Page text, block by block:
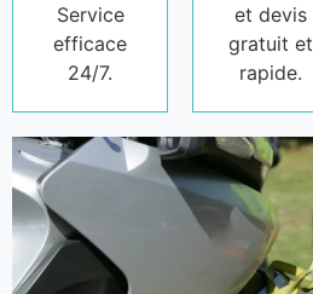
Service
efficace
24/7.
et devis
gratuit et
rapide.